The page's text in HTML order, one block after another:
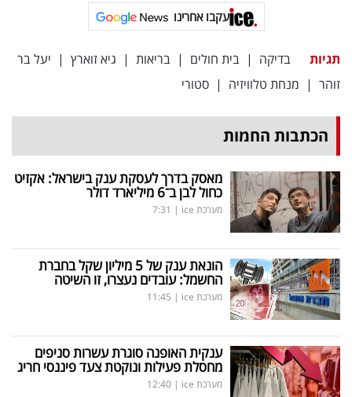
פרסמו
באייס
עקבו
אחרינו:
עקבו אחרינו
תגיות בדיקה | בית חולים | בריאות | גיא זוארץ | יעל בר
זוהר | מנחת טלוויזיה | סטורי
הכתבות החמות
מאסק בדרך לעסקת ענק בישראל: אקזיט
כחול לבן ב־6 מיליארד דולר
מערכת ice |
7:31
הונאת ענק של 5 מיליון שקל בחברת
החשמל: עובדים נעצרו, זו השיטה
מערכת ice |
11:45
ענקית האופנה סוגרת עשרות סניפים
מחסלת פעילות ונוקטת צעד פיננסי חריג
מערכת ice |
12:40